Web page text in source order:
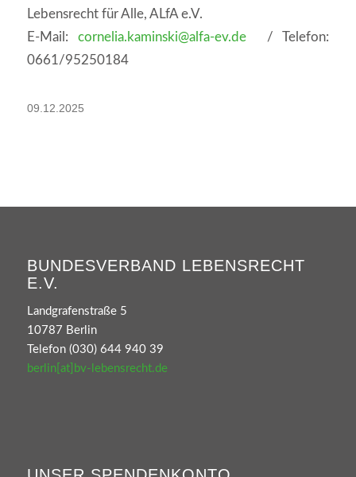
Lebensrecht für Alle, ALfA e.V.
E-Mail:cornelia.kaminski@alfa-ev.de / Telefon:
0661/95250184
09.12.2025
BUNDESVERBAND LEBENSRECHT
E.V.
Landgrafenstraße 5
10787 Berlin
Telefon (030) 644 940 39
berlin[at]bv-lebensrecht.de